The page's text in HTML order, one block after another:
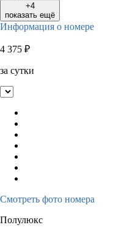
+4
показать ещё
Информация о номере
4 375 ₽
за сутки
Смотреть фото номера
Полулюкс